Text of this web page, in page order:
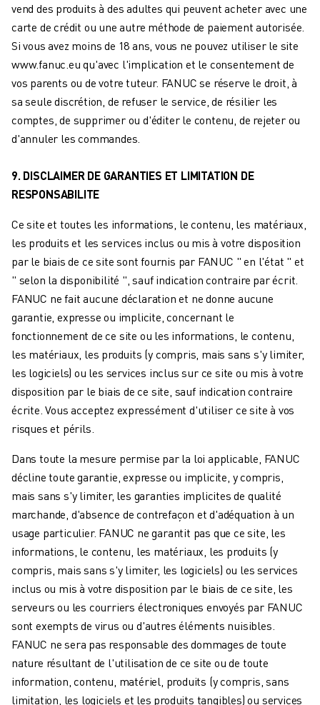
vend des produits à des adultes qui peuvent acheter avec une
carte de crédit ou une autre méthode de paiement autorisée.
Si vous avez moins de 18 ans, vous ne pouvez utiliser le site
www.fanuc.eu qu'avec l'implication et le consentement de
vos parents ou de votre tuteur. FANUC se réserve le droit, à
sa seule discrétion, de refuser le service, de résilier les
comptes, de supprimer ou d'éditer le contenu, de rejeter ou
d'annuler les commandes.
9. DISCLAIMER DE GARANTIES ET LIMITATION DE
RESPONSABILITE
Ce site et toutes les informations, le contenu, les matériaux,
les produits et les services inclus ou mis à votre disposition
par le biais de ce site sont fournis par FANUC " en l'état " et
" selon la disponibilité ", sauf indication contraire par écrit.
FANUC ne fait aucune déclaration et ne donne aucune
garantie, expresse ou implicite, concernant le
fonctionnement de ce site ou les informations, le contenu,
les matériaux, les produits (y compris, mais sans s'y limiter,
les logiciels) ou les services inclus sur ce site ou mis à votre
disposition par le biais de ce site, sauf indication contraire
écrite. Vous acceptez expressément d'utiliser ce site à vos
risques et périls.
Dans toute la mesure permise par la loi applicable, FANUC
décline toute garantie, expresse ou implicite, y compris,
mais sans s'y limiter, les garanties implicites de qualité
marchande, d'absence de contrefaçon et d'adéquation à un
usage particulier. FANUC ne garantit pas que ce site, les
informations, le contenu, les matériaux, les produits (y
compris, mais sans s'y limiter, les logiciels) ou les services
inclus ou mis à votre disposition par le biais de ce site, les
serveurs ou les courriers électroniques envoyés par FANUC
sont exempts de virus ou d'autres éléments nuisibles.
FANUC ne sera pas responsable des dommages de toute
nature résultant de l'utilisation de ce site ou de toute
information, contenu, matériel, produits (y compris, sans
limitation, les logiciels et les produits tangibles) ou services